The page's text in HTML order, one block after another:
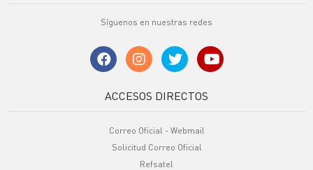
Síguenos en nuestras redes
ACCESOS DIRECTOS
Correo Oficial - Webmail
Solicitud Correo Oficial
Refsatel